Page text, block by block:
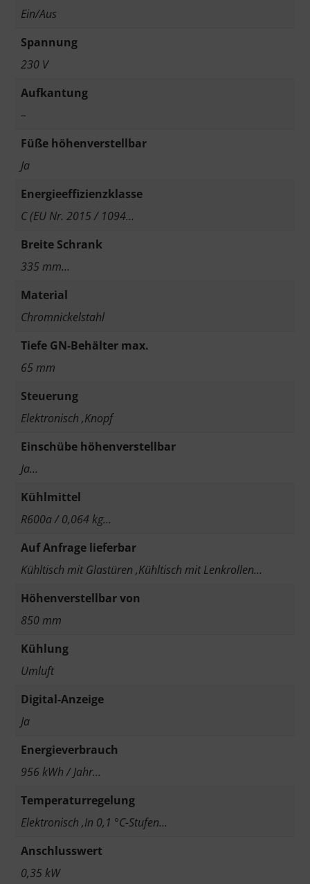
Ein/Aus
Spannung
230 V
Aufkantung
–
Füße höhenverstellbar
Ja
Energieeffizienzklasse
C (EU Nr. 2015 / 1094…
Breite Schrank
335 mm…
Material
Chromnickelstahl
Tiefe GN-Behälter max.
65 mm
Steuerung
Elektronisch ,Knopf
Einschübe höhenverstellbar
Ja…
Kühlmittel
R600a / 0,064 kg…
Auf Anfrage lieferbar
Kühltisch mit Glastüren ,Kühltisch mit Lenkrollen…
Höhenverstellbar von
850 mm
Kühlung
Umluft
Digital-Anzeige
Ja
Energieverbrauch
956 kWh / Jahr…
Temperaturregelung
Elektronisch ,In 0,1 °C-Stufen…
Anschlusswert
0,35 kW